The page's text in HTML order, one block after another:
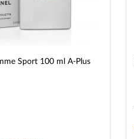
Sport 100 ml A-Plus